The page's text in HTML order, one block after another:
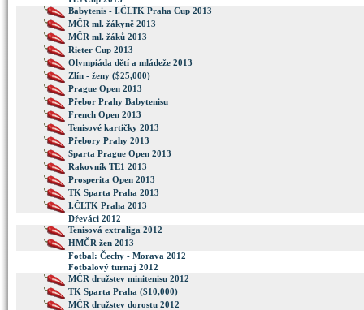
Babytenis - I.ČLTK Praha Cup 2013
MČR ml. žákyně 2013
MČR ml. žáků 2013
Rieter Cup 2013
Olympiáda dětí a mládeže 2013
Zlín - ženy ($25,000)
Prague Open 2013
Přebor Prahy Babytenisu
French Open 2013
Tenisové kartičky 2013
Přebory Prahy 2013
Sparta Prague Open 2013
Rakovník TE1 2013
Prosperita Open 2013
TK Sparta Praha 2013
I.ČLTK Praha 2013
Dřeváci 2012
Tenisová extraliga 2012
HMČR žen 2013
Fotbal: Čechy - Morava 2012
Fotbalový turnaj 2012
MČR družstev minitenisu 2012
TK Sparta Praha ($10,000)
MČR družstev dorostu 2012